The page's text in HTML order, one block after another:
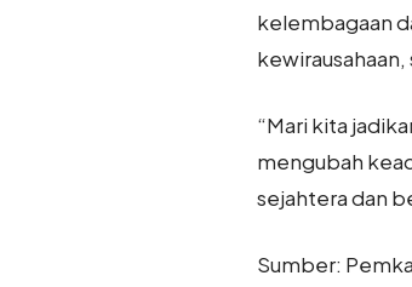
kelembagaan
“Mari kita
mengubah
sejahtera dan
Sumber: